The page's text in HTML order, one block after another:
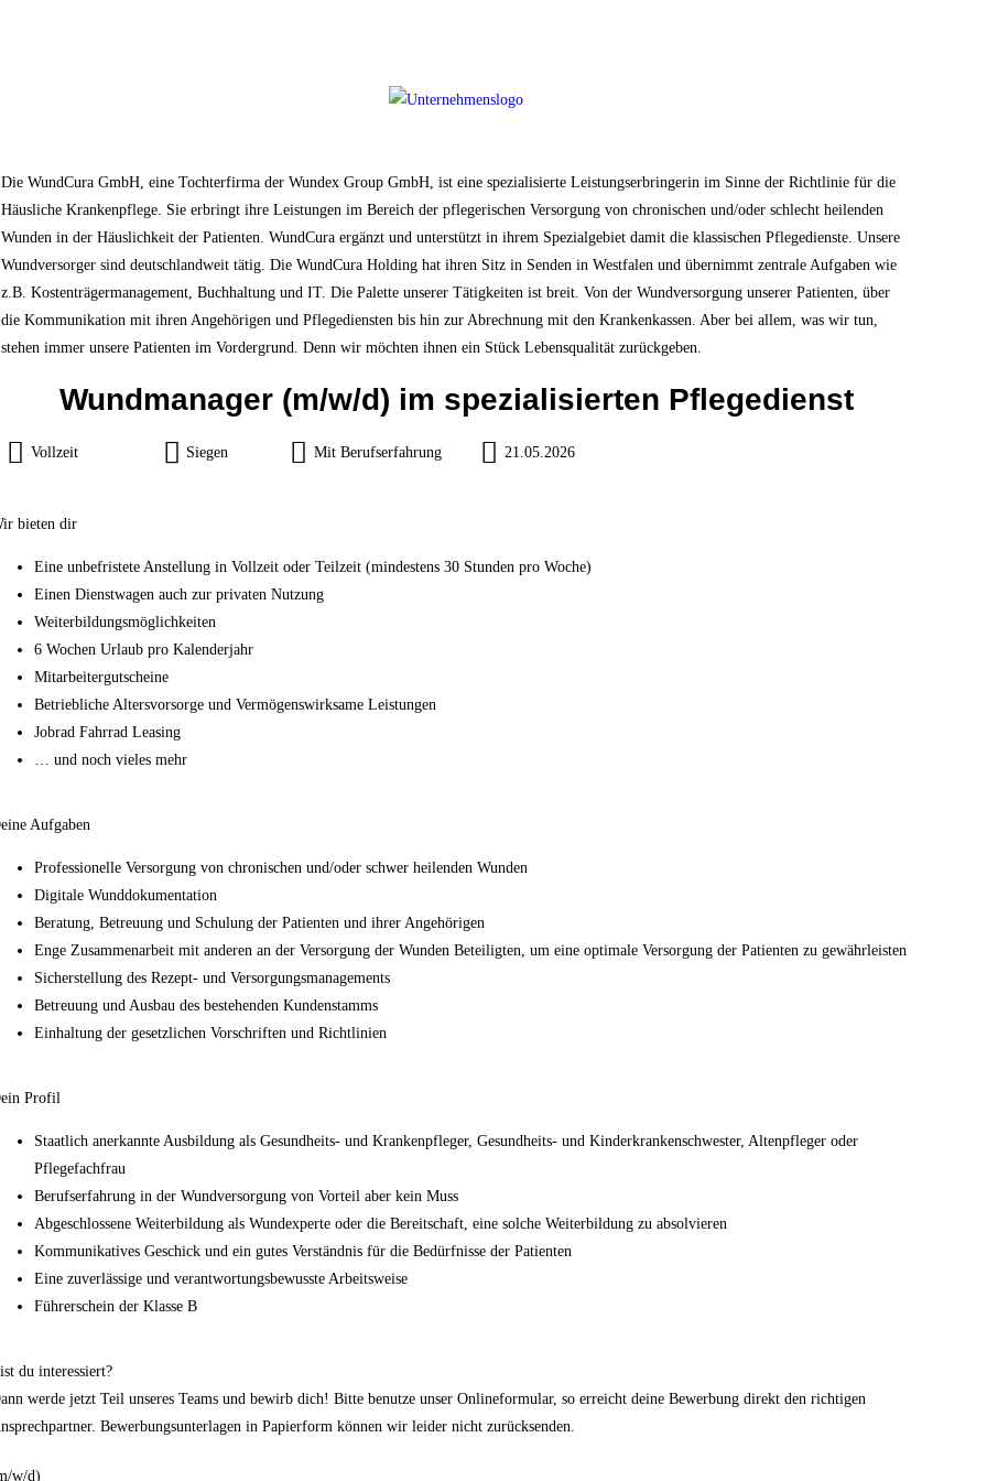
Die WundCura GmbH, eine Tochterfirma der Wundex Group GmbH, ist eine spezialisierte Leistungserbringerin im Sinne der Richtlinie für die
Häusliche Krankenpflege. Sie erbringt ihre Leistungen im Bereich der pflegerischen Versorgung von chronischen und/oder schlecht heilenden
Wunden in der Häuslichkeit der Patienten. WundCura ergänzt und unterstützt in ihrem Spezialgebiet damit die klassischen Pflegedienste. Unsere
Wundversorger sind deutschlandweit tätig. Die WundCura Holding hat ihren Sitz in Senden in Westfalen und übernimmt zentrale Aufgaben wie
z.B. Kostenträgermanagement, Buchhaltung und IT. Die Palette unserer Tätigkeiten ist breit. Von der Wundversorgung unserer Patienten, über
die Kommunikation mit ihren Angehörigen und Pflegediensten bis hin zur Abrechnung mit den Krankenkassen. Aber bei allem, was wir tun,
stehen immer unsere Patienten im Vordergrund. Denn wir möchten ihnen ein Stück Lebensqualität zurückgeben.
Wundmanager (m/w/d) im spezialisierten Pflegedienst
Vollzeit Siegen Mit Berufserfahrung 21.05.2026
bieten dir
Eine unbefristete Anstellung in Vollzeit oder Teilzeit (mindestens 30 Stunden pro Woche)
Einen Dienstwagen auch zur privaten Nutzung
Weiterbildungsmöglichkeiten
6 Wochen Urlaub pro Kalenderjahr
Mitarbeitergutscheine
Betriebliche Altersvorsorge und Vermögenswirksame Leistungen
Jobrad Fahrrad Leasing
… und noch vieles mehr
Aufgaben
Professionelle Versorgung von chronischen und/oder schwer heilenden Wunden
Digitale Wunddokumentation
Beratung, Betreuung und Schulung der Patienten und ihrer Angehörigen
Enge Zusammenarbeit mit anderen an der Versorgung der Wunden Beteiligten, um eine optimale Versorgung der Patienten zu gewährleisten
Sicherstellung des Rezept- und Versorgungsmanagements
Betreuung und Ausbau des bestehenden Kundenstamms
Einhaltung der gesetzlichen Vorschriften und Richtlinien
Profil
Staatlich anerkannte Ausbildung als Gesundheits- und Krankenpfleger, Gesundheits- und Kinderkrankenschwester, Altenpfleger oder
Pflegefachfrau
Berufserfahrung in der Wundversorgung von Vorteil aber kein Muss
Abgeschlossene Weiterbildung als Wundexperte oder die Bereitschaft, eine solche Weiterbildung zu absolvieren
Kommunikatives Geschick und ein gutes Verständnis für die Bedürfnisse der Patienten
Eine zuverlässige und verantwortungsbewusste Arbeitsweise
Führerschein der Klasse B
du interessiert?
werde jetzt Teil unseres Teams und bewirb dich! Bitte benutze unser Onlineformular, so erreicht deine Bewerbung direkt den richtigen
Bewerbungsunterlagen in Papierform können wir leider nicht zurücksenden.
w/d)